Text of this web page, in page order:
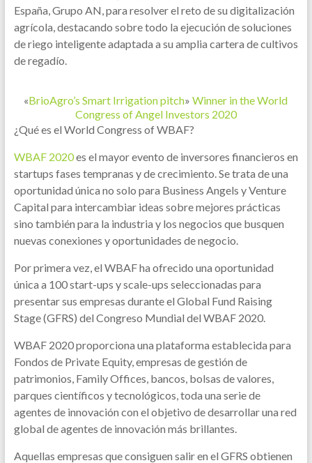
España, Grupo AN, para resolver el reto de su digitalización
agrícola, destacando sobre todo la ejecución de soluciones
de riego inteligente adaptada a su amplia cartera de cultivos
de regadío.
«BrioAgro’s Smart Irrigation pitch»Winner in the World
Congress of Angel Investors 2020
¿Qué es el World Congress of WBAF?
WBAF 2020es el mayor evento de inversores financieros en
startups fases tempranas y de crecimiento. Se trata de una
oportunidad única no solo para Business Angels y Venture
Capital para intercambiar ideas sobre mejores prácticas
sino también para la industria y los negocios que busquen
nuevas conexiones y oportunidades de negocio.
Por primera vez, el WBAF ha ofrecido una oportunidad
única a 100 start-ups y scale-ups seleccionadas para
presentar sus empresas durante el Global Fund Raising
Stage (GFRS) del Congreso Mundial del WBAF 2020.
WBAF 2020 proporciona una plataforma establecida para
Fondos de Private Equity, empresas de gestión de
patrimonios, Family Offices, bancos, bolsas de valores,
parques científicos y tecnológicos, toda una serie de
agentes de innovación con el objetivo de desarrollar una red
global de agentes de innovación más brillantes.
Aquellas empresas que consiguen salir en el GFRS obtienen